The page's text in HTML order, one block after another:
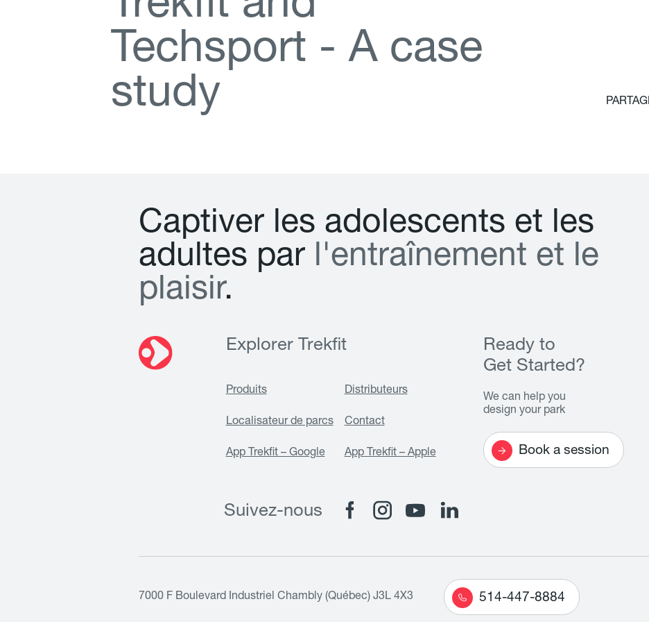
Techsport - A case
study
Captiver les adolescents et les
adultes par l'entraînement et le
plaisir.
Explorer Trekfit
Produits Distributeurs
Localisateur de parcs Contact
App Trekfit – Google App Trekfit – Apple
Ready to
Get Started?
We can help you
design your park
Book a session
Suivez-nous
7000 F Boulevard Industriel Chambly (Québec) J3L 4X3 514-447-8884